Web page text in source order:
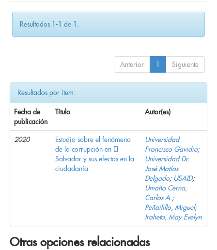
Resultados 1-1 de 1.
Anterior 1 Siguiente
Resultados por ítem:
Fecha de
publicación
Título Autor(es)
2020
Estudio sobre el fenómeno
de la corrupción en El
Salvador y sus efectos en la
ciudadanía
Universidad
Francisco Gavidia;
Universidad Dr.
José Matías
Delgado; USAID;
Umaña Cerna,
Carlos A.;
Peñailillo, Miguel;
Iraheta, May Evelyn
Otras opciones relacionadas